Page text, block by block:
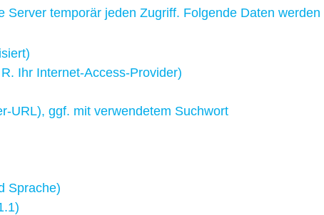
temporär jeden Zugriff. Folgende Daten
Ihr Internet-Access-Provider)
URL), ggf. mit verwendetem Suchwort
Sprache)